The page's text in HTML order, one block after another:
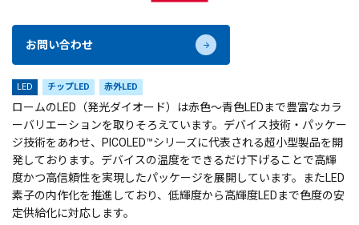
お問い合わせ
LED チップLED 赤外LED
ロームのLED（発光ダイオード）は赤色～青色LEDまで豊富なカラ
ーバリエーションを取りそろえています。デバイス技術・パッケー
ジ技術をあわせ、PICOLED™シリーズに代表される超小型製品を開
発しております。デバイスの温度をできるだけ下げることで高輝
度かつ高信頼性を実現したパッケージを展開しています。またLED
素子の内作化を推進しており、低輝度から高輝度LEDまで色度の安
定供給化に対応します。